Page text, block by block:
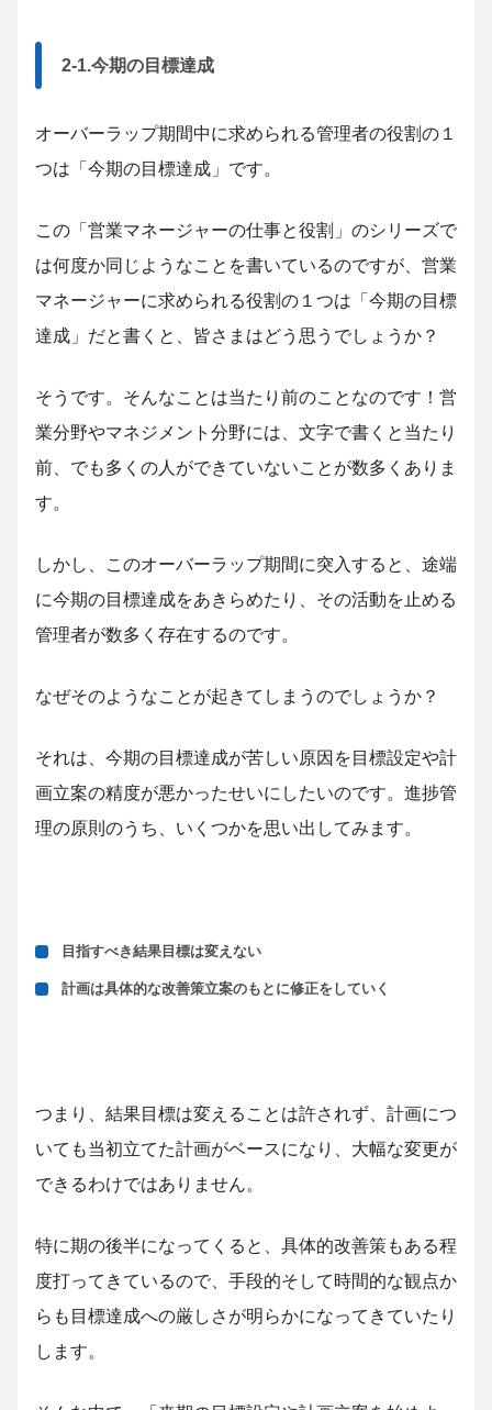
2-1.今期の目標達成
オーバーラップ期間中に求められる管理者の役割の１
つは「今期の目標達成」です。
この「営業マネージャーの仕事と役割」のシリーズで
は何度か同じようなことを書いているのですが、営業
マネージャーに求められる役割の１つは「今期の目標
達成」だと書くと、皆さまはどう思うでしょうか？
そうです。そんなことは当たり前のことなのです！営
業分野やマネジメント分野には、文字で書くと当たり
前、でも多くの人ができていないことが数多くありま
す。
しかし、このオーバーラップ期間に突入すると、途端
に今期の目標達成をあきらめたり、その活動を止める
管理者が数多く存在するのです。
なぜそのようなことが起きてしまうのでしょうか？
それは、今期の目標達成が苦しい原因を目標設定や計
画立案の精度が悪かったせいにしたいのです。進捗管
理の原則のうち、いくつかを思い出してみます。
目指すべき結果目標は変えない
計画は具体的な改善策立案のもとに修正をしていく
つまり、結果目標は変えることは許されず、計画につ
いても当初立てた計画がベースになり、大幅な変更が
できるわけではありません。
特に期の後半になってくると、具体的改善策もある程
度打ってきているので、手段的そして時間的な観点か
らも目標達成への厳しさが明らかになってきていたり
します。